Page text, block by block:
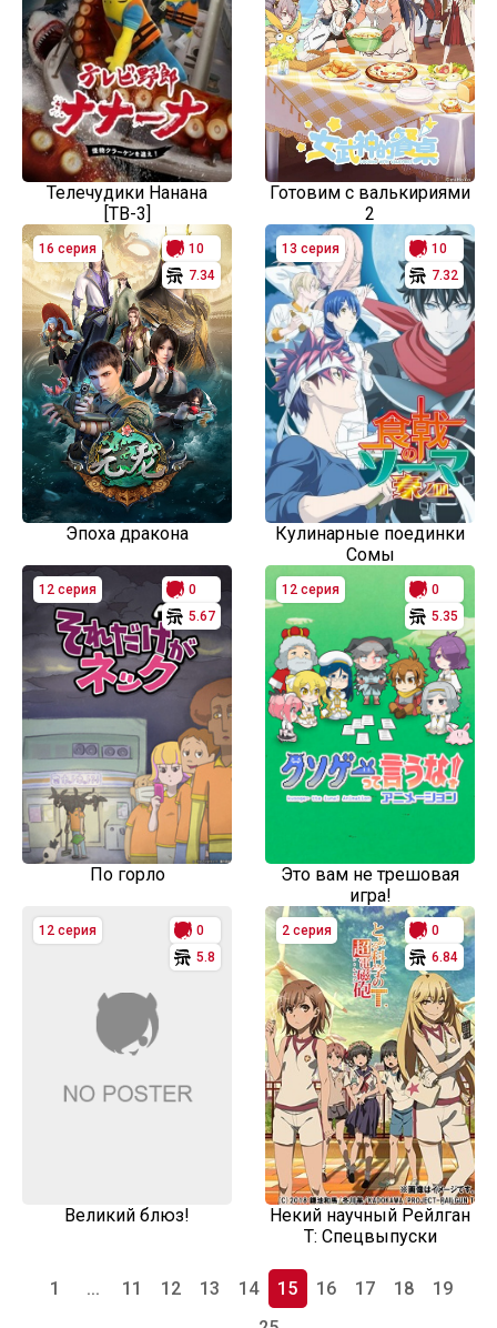
Телечудики Нанана
[ТВ-3]
Готовим с валькириями
2
16 серия
10
7.34
Эпоха дракона
13 серия
10
7.32
Кулинарные поединки
Сомы
12 серия
0
5.67
По горло
12 серия
0
5.35
Это вам не трешовая
игра!
12 серия
0
5.8
Великий блюз!
2 серия
0
6.84
Некий научный Рейлган
T: Спецвыпуски
1 ... 11 12 13 14 15 16 17 18
19